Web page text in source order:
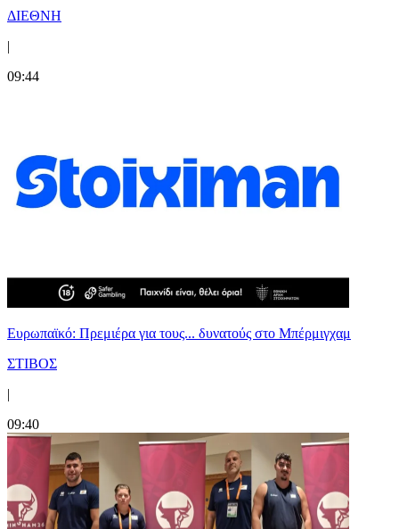
ΔΙΕΘΝΗ
|
09:44
Ευρωπαϊκό: Πρεμιέρα για τους... δυνατούς στο Μπέρμιγχαμ
ΣΤΙΒΟΣ
|
09:40